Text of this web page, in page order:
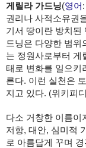
게릴라 가드닝(영어
권리나 사적소유권
기서 땅이란 방치된
드닝은 다양한 범위
는 정원사로부터 게
태로 변화를 일으키
른다. 이런 실천은
지고 있다. (위키피
다소 거창한 이름이
저항, 대안, 심미적
로 아름답게 꾸며